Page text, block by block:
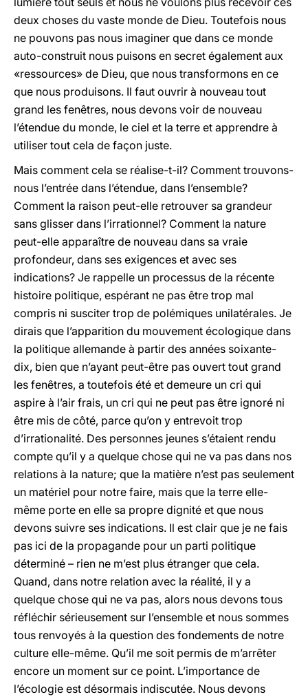
deux choses du vaste monde de Dieu. Toutefois nous
ne pouvons pas nous imaginer que dans ce monde
auto-construit nous puisons en secret également aux
«ressources» de Dieu, que nous transformons en ce
que nous produisons. Il faut ouvrir à nouveau tout
grand les fenêtres, nous devons voir de nouveau
l’étendue du monde, le ciel et la terre et apprendre à
utiliser tout cela de façon juste.
Mais comment cela se réalise-t-il? Comment trouvons-
nous l’entrée dans l’étendue, dans l’ensemble?
Comment la raison peut-elle retrouver sa grandeur
sans glisser dans l’irrationnel? Comment la nature
peut-elle apparaître de nouveau dans sa vraie
profondeur, dans ses exigences et avec ses
indications? Je rappelle un processus de la récente
histoire politique, espérant ne pas être trop mal
compris ni susciter trop de polémiques unilatérales. Je
dirais que l’apparition du mouvement écologique dans
la politique allemande à partir des années soixante-
dix, bien que n’ayant peut-être pas ouvert tout grand
les fenêtres, a toutefois été et demeure un cri qui
aspire à l’air frais, un cri qui ne peut pas être ignoré ni
être mis de côté, parce qu’on y entrevoit trop
d’irrationalité. Des personnes jeunes s’étaient rendu
compte qu’il y a quelque chose qui ne va pas dans nos
relations à la nature; que la matière n’est pas seulement
un matériel pour notre faire, mais que la terre elle-
même porte en elle sa propre dignité et que nous
devons suivre ses indications. Il est clair que je ne fais
pas ici de la propagande pour un parti politique
déterminé – rien ne m’est plus étranger que cela.
Quand, dans notre relation avec la réalité, il y a
quelque chose qui ne va pas, alors nous devons tous
réfléchir sérieusement sur l’ensemble et nous sommes
tous renvoyés à la question des fondements de notre
culture elle-même. Qu’il me soit permis de m’arrêter
encore un moment sur ce point. L’importance de
l’écologie est désormais indiscutée. Nous devons